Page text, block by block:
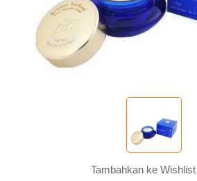
Tambahkan ke Wishlist